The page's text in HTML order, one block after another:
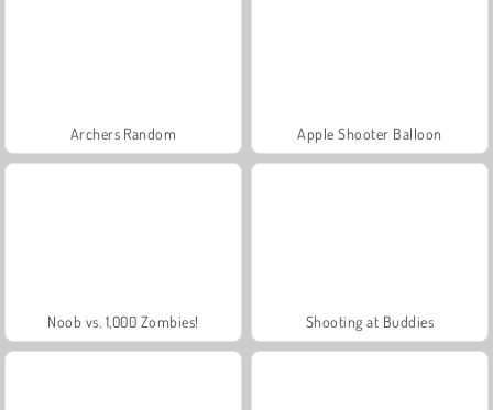
Archers Random Apple Shooter Balloon
Noob vs. 1,000 Zombies! Shooting at Buddies